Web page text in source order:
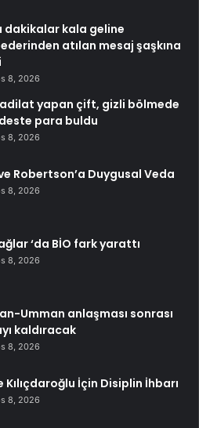
dakikalar kala geline
atılan mesaj şaşkına
8, 2026
yapan çift, gizli bölmede
para buldu
8, 2026
Robertson’a Duygusal Veda
8, 2026
‘da BİO fark yarattı
8, 2026
Umman anlaşması sonrası
kaldıracak
8, 2026
Kılıçdaroğlu İçin Disiplin İhbarı
8, 2026